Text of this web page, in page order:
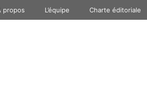
propos L’équipe Charte éditoriale